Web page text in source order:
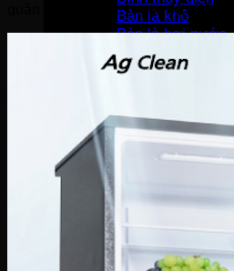
Bàn là khô
Bàn là hơi nước
Bàn là cây
Máy sấy tóc
Thiết bị bếp
Hút mùi
Máy rửa bát
Máy sấy bát
Bộ nồi
Nồi chiên không
quản lâu hơn, tươi ngon và không